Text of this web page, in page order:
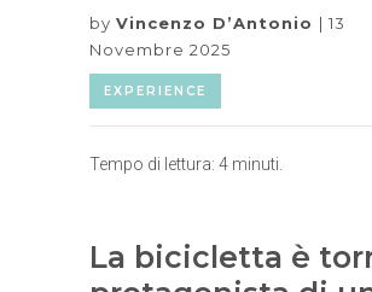
by Vincenzo D’Antonio
13
Novembre 2025
EXPERIENCE
Tempo di lettura: 4 minuti.
La bicicletta è